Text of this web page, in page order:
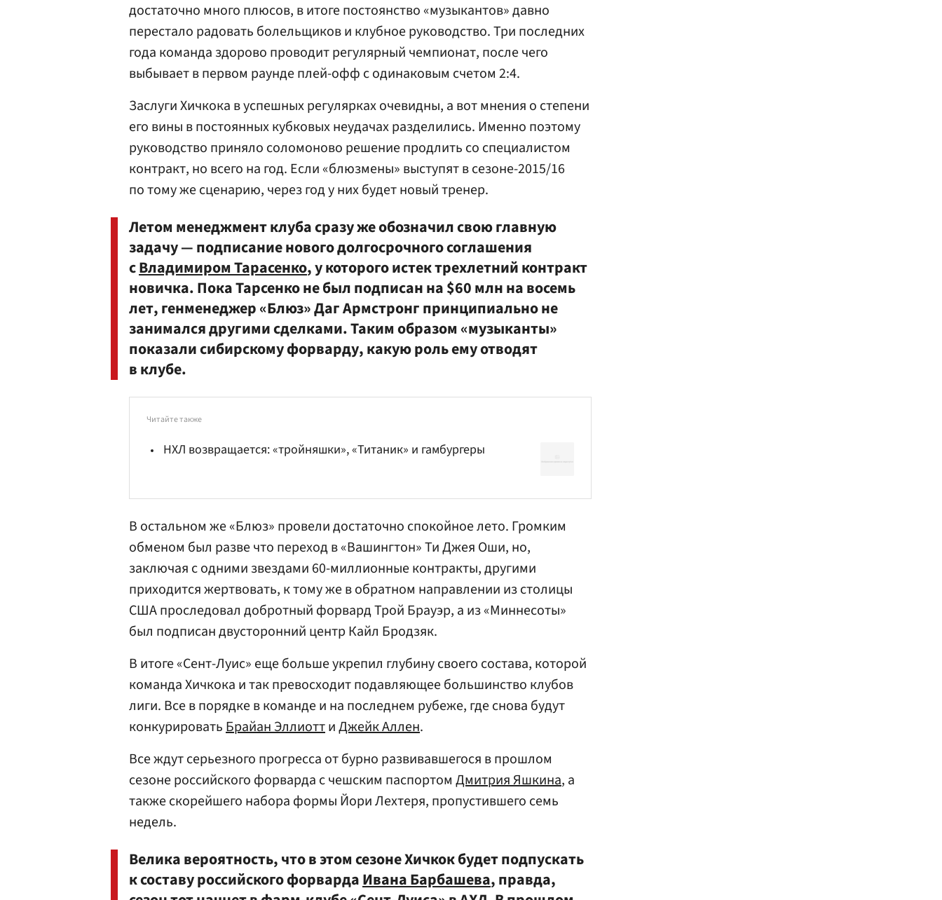
достаточно много плюсов, в итоге постоянство «музыкантов» давно
перестало радовать болельщиков и клубное руководство. Три последних
года команда здорово проводит регулярный чемпионат, после чего
выбывает в первом раунде плей-офф с одинаковым счетом 2:4.
Заслуги Хичкока в успешных регулярках очевидны, а вот мнения о степени
его вины в постоянных кубковых неудачах разделились. Именно поэтому
руководство приняло соломоново решение продлить со специалистом
контракт, но всего на год. Если «блюзмены» выступят в сезоне-2015/16
по тому же сценарию, через год у них будет новый тренер.
Летом менеджмент клуба сразу же обозначил свою главную
задачу — подписание нового долгосрочного соглашения
сВладимиром Тарасенко, у которого истек трехлетний контракт
новичка. Пока Тарсенко не был подписан на $60 млн на восемь
лет, генменеджер «Блюз» Даг Армстронг принципиально не
занимался другими сделками. Таким образом «музыканты»
показали сибирскому форварду, какую роль ему отводят
в клубе.
Читайте также
НХЛ возвращается: «тройняшки», «Титаник» и гамбургеры
В остальном же «Блюз» провели достаточно спокойное лето. Громким
обменом был разве что переход в «Вашингтон» Ти Джея Оши, но,
заключая с одними звездами 60-миллионные контракты, другими
приходится жертвовать, к тому же в обратном направлении из столицы
США проследовал добротный форвардТрой Брауэр, а из «Миннесоты»
был подписан двусторонний центр Кайл Бродзяк.
В итоге «Сент-Луис» еще больше укрепил глубину своего состава, которой
команда Хичкока и так превосходит подавляющее большинство клубов
лиги. Все в порядке в команде и на последнем рубеже, где снова будут
конкурироватьБрайан ЭллиоттиДжейк Аллен.
Все ждут серьезного прогресса от бурно развивавшегося в прошлом
сезоне российского форварда с чешским паспортом Дмитрия Яшкина, а
также скорейшего набора формы Йори Лехтеря, пропустившего семь
недель.
Велика вероятность, что в этом сезоне Хичкок будет подпускать
к составу российского форвардаИвана Барбашева, правда,